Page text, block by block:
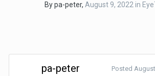
Bypa-peter, August 9, 2022 in
pa-peter Posted